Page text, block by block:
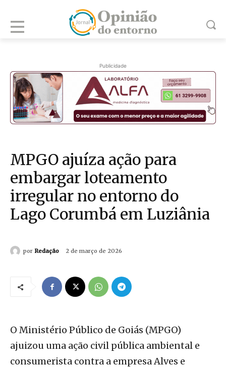
Publicidade
MPGO ajuíza ação para
embargar loteamento
irregular no entorno do
Lago Corumbá em Luziânia
por Redação 2 de março de 2026
O Ministério Público de Goiás (MPGO)
ajuizou uma ação civil pública ambiental e
consumerista contra a empresa Alves e